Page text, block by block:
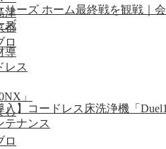
ロ
リーズ ホーム最終戦を観戦｜
ズ
ロ
入】コードレス床洗浄機「
テナンス